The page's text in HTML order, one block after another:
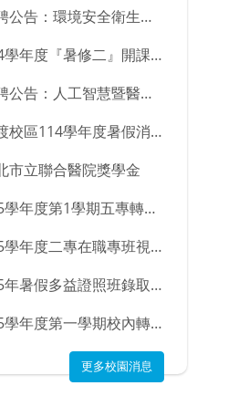
徵聘公告：環境安全衛生組 辦事員/技佐
114學年度『暑修二』開課㇐覽表
徵聘公告：人工智慧暨醫療應用科 編制外專任教師
關渡校區114學年度暑假消防設備測試時間
市立聯合醫院獎學金
115學年度第1學期五專轉學招生考試錄取公告
115學年度二專在職專班視光學科新生學號查詢
115年暑假多益證照班錄取名單
115學年度第一學期校內轉科錄取名單及注意事項
更多校園消息